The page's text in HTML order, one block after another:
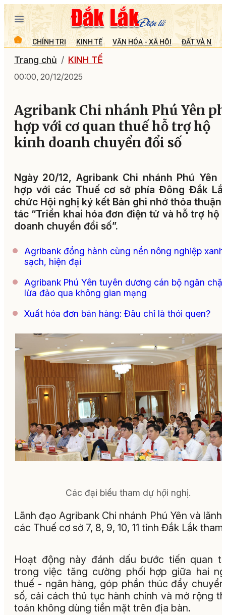
CHÍNH TRỊ KINH TẾ VĂN HÓA - XÃ HỘI ĐẤT VÀ
Trang chủ KINH TẾ
00:00, 20/12/2025
Agribank Chi nhánh Phú Yên
hợp với cơ quan thuế hỗ trợ hộ
kinh doanh chuyển đổi số
Ngày 20/12, Agribank Chi nhánh Phú Yên
hợp với các Thuế cơ sở phía Đông Đắk
chức Hội nghị ký kết Bản ghi nhớ thỏa thuận
tác “Triển khai hóa đơn điện tử và hỗ trợ hộ
doanh chuyển đổi số”.
Agribank đồng hành cùng nền nông nghiệp xanh,
sạch, hiện đại
Agribank Phú Yên tuyên dương cán bộ ngăn
lừa đảo qua không gian mạng
Xuất hóa đơn bán hàng: Đâu chỉ là thói quen?
Các đại biểu tham dự hội nghị.
Lãnh đạo Agribank Chi nhánh Phú Yên và lãnh
các Thuế cơ sở 7, 8, 9, 10, 11 tỉnh Đắk Lắk
Hoạt động này đánh dấu bước tiến quan
trong việc tăng cường phối hợp giữa hai
thuế - ngân hàng, góp phần thúc đẩy
số, cải cách thủ tục hành chính và mở rộng
toán không dùng tiền mặt trên địa bàn.